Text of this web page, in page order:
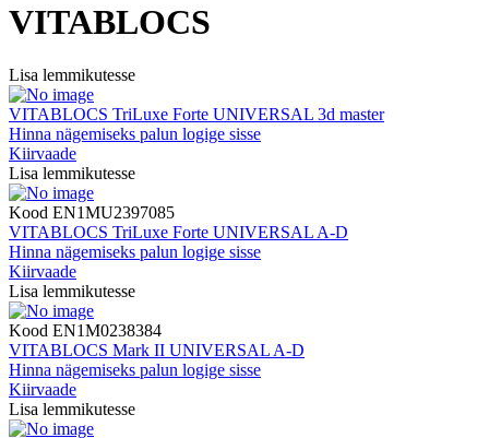
VITABLOCS
Lisa lemmikutesse
VITABLOCS TriLuxe Forte UNIVERSAL 3d master
Hinna nägemiseks palun logige sisse
Kiirvaade
Lisa lemmikutesse
Kood EN1MU2397085
VITABLOCS TriLuxe Forte UNIVERSAL A-D
Hinna nägemiseks palun logige sisse
Kiirvaade
Lisa lemmikutesse
Kood EN1M0238384
VITABLOCS Mark II UNIVERSAL A-D
Hinna nägemiseks palun logige sisse
Kiirvaade
Lisa lemmikutesse